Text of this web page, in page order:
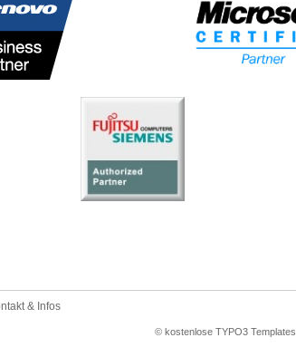
& Infos
© kostenlose TYPO3 Templates